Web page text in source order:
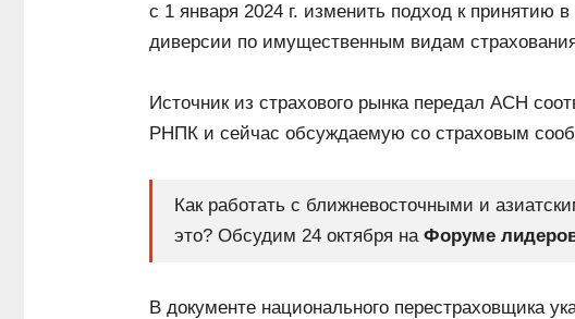
с 1 января 2024 г. изменить подход к принятию
диверсии по имущественным видам
Источник из страхового рынка передал АСН
РНПК и сейчас обсуждаемую со страховым
Как работать с ближневосточными и
это? Обсудим 24 октября на Форуме
В документе национального перестраховщика